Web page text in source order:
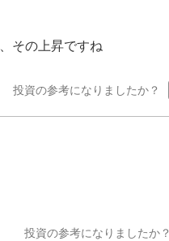
その上昇ですね
投資の参考になりましたか？
投資の参考になりましたか？